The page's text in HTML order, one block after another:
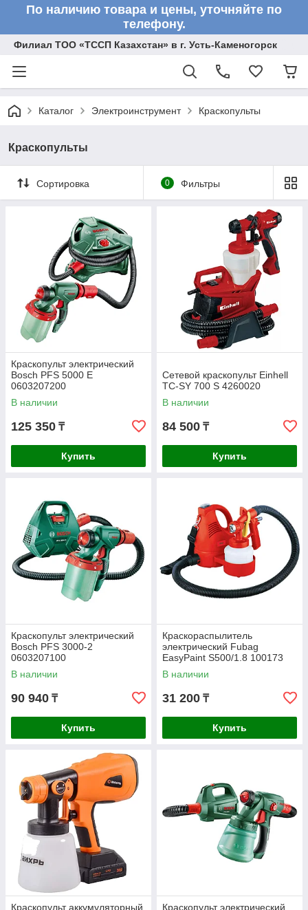
По наличию товара и цены, уточняйте по
телефону.
Филиал ТОО «ТССП Казахстан» в г. Усть-Каменогорск
Каталог Электроинструмент Краскопульты
Краскопульты
Сортировка 0 Фильтры
Краскопульт электрический
Bosch PFS 5000 E
0603207200
В наличии
125 350 ₸
Купить
Сетевой краскопульт Einhell
TC-SY 700 S 4260020
В наличии
84 500 ₸
Купить
Краскопульт электрический
Bosch PFS 3000-2
0603207100
В наличии
90 940 ₸
Купить
Краскораспылитель
электрический Fubag
EasyPaint S500/1.8 100173
В наличии
31 200 ₸
Купить
Краскопульт аккумуляторный
Краскопульт электрический